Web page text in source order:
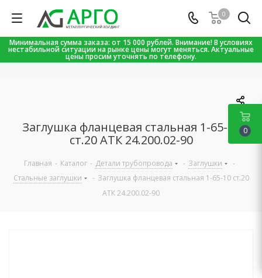
Минимальная сумма заказа: от 15 000 рублей. Внимание! В условиях
нестабильной ситуации на рынке цены могут меняться. Актуальные
цены просим уточнять по телефону.
0
Заглушка фланцевая стальная 1-65-10
ст.20 АТК 24.200.02-90
Главная - Каталог - Детали трубопровода - Заглушки
-
Стальные заглушки
- Заглушка фланцевая стальная 1-65-10 ст.20
АТК 24.200.02-90
0